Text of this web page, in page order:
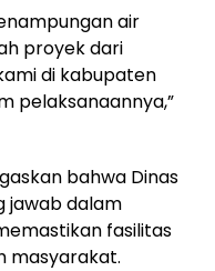
air
proyek dari
di kabupaten
pelaksanaannya,”
bahwa Dinas
jawab dalam
fasilitas
masyarakat.